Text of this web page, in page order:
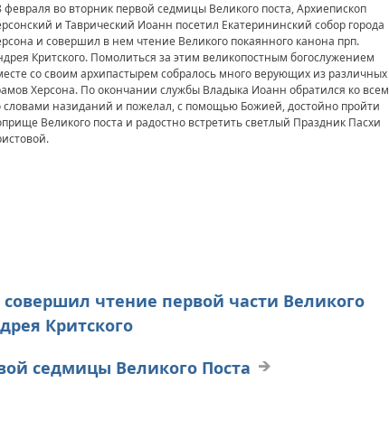
февраля во вторник первой седмицы Великого поста, Архиепископ
и Таврический Иоанн посетил Екатерининский собор города
и совершил в нем чтение Великого покаянного канона прп.
Критского. Помолиться за этим великопостным богослужением
со своим архипастырем собралось много верующих из различных
Херсона. По окончании службы Владыка Иоанн обратился ко всем
словами назиданий и пожелал, с помощью Божией, достойно пройти
Великого поста и радостно встретить светлый Праздник Пасхи
чтение первой части Великого
Критского
седмицы Великого Поста